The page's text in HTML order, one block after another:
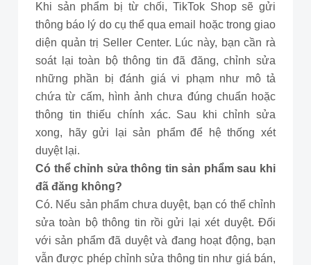
Khi sản phẩm bị từ chối, TikTok Shop sẽ gửi
thông báo lý do cụ thể qua email hoặc trong giao
diện quản trị Seller Center. Lúc này, bạn cần rà
soát lại toàn bộ thông tin đã đăng, chỉnh sửa
những phần bị đánh giá vi phạm như mô tả
chứa từ cấm, hình ảnh chưa đúng chuẩn hoặc
thông tin thiếu chính xác. Sau khi chỉnh sửa
xong, hãy gửi lại sản phẩm để hệ thống xét
duyệt lại.
Có thể chỉnh sửa thông tin sản phẩm sau khi
đã đăng không?
Có. Nếu sản phẩm chưa duyệt, bạn có thể chỉnh
sửa toàn bộ thông tin rồi gửi lại xét duyệt. Đối
với sản phẩm đã duyệt và đang hoạt động, bạn
vẫn được phép chỉnh sửa thông tin như giá bán,